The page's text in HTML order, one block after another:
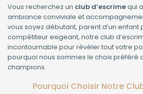
Vous recherchez un club d’escrimequi
ambiance conviviale et
vous soyez débutant, parent d’un enfant
compétiteur exigeant, notre club
incontournable pour révéler tout votre
pourquoi nous sommes le choix préféré
champions.
Pourquoi Choisir Notre